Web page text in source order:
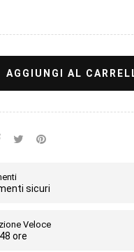
AGGIUNGI AL
sicuri
Veloce
ore